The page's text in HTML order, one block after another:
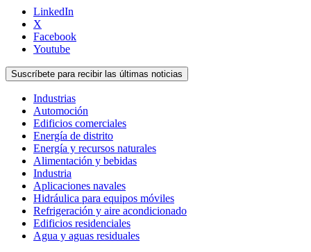
LinkedIn
X
Facebook
Youtube
Suscríbete para recibir las últimas noticias
Industrias
Automoción
Edificios comerciales
Energía de distrito
Energía y recursos naturales
Alimentación y bebidas
Industria
Aplicaciones navales
Hidráulica para equipos móviles
Refrigeración y aire acondicionado
Edificios residenciales
Agua y aguas residuales